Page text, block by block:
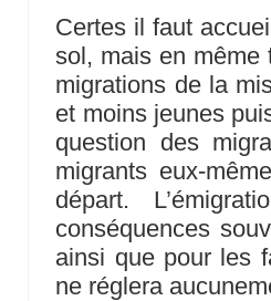
Certes il faut
sol, mais en même
migrations de la
et moins jeunes
question des
migrants eux-
départ.
conséquences
ainsi que pour les
ne réglera